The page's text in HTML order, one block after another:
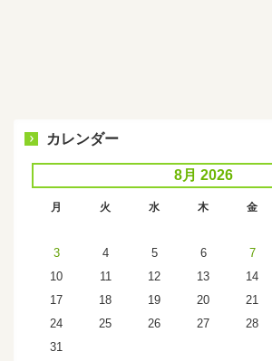
カレンダー
8月 2026
月 火 水 木 金
3
4 5 6 7
10
11 12 13 14
17
18 19 20 21
24
25 26 27 28
31